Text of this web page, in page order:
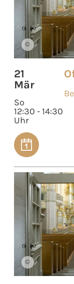
©
21
Mär
So
12:30 - 14:30
Uhr
©